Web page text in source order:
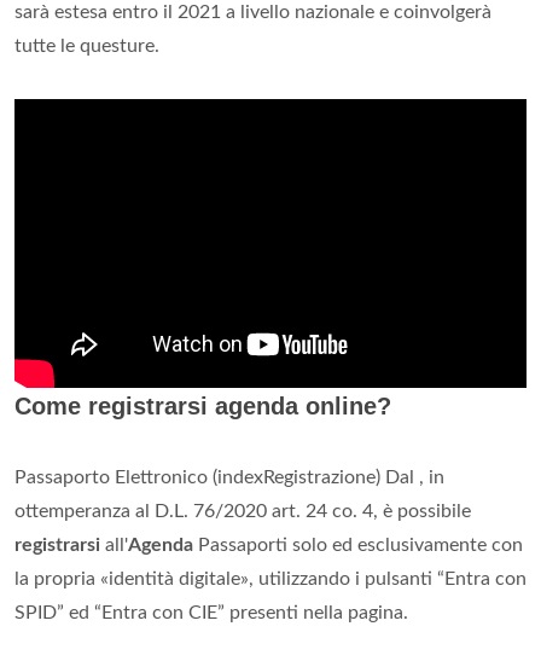
sarà estesa entro il 2021 a livello nazionale e coinvolgerà
tutte le questure.
Come registrarsi agenda online?
Passaporto Elettronico (indexRegistrazione) Dal , in
ottemperanza al D.L. 76/2020 art. 24 co. 4, è possibile
registrarsi all'Agenda Passaporti solo ed esclusivamente con
la propria «identità digitale», utilizzando i pulsanti “Entra con
SPID” ed “Entra con CIE” presenti nella pagina.